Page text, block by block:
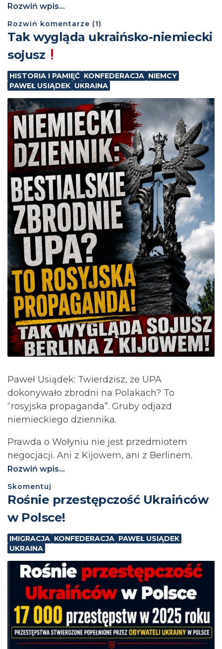
Rozwiń wpis...
Rozwiń komentarze (1)
Tak wygląda ukraińsko-niemiecki
sojusz
HISTORIA I PAMIĘĆ KONFEDERACJA NIEMCY
PAWEŁ USIĄDEK UKRAINA
Paweł Usiądek: Twierdzisz, że UPA
dokonywało zbrodni na Polakach? To
“rosyjska propaganda”. Gruby odjazd
niemieckiego dziennika.
Prawda o Wołyniu nie jest przedmiotem
negocjacji. Ani z Kijowem, ani z Berlinem.⁩
Rozwiń wpis...
Skomentuj
Rośnie przestępczość Ukraińców
w Polsce!
IMIGRACJA KONFEDERACJA PAWEŁ USIĄDEK
UKRAINA